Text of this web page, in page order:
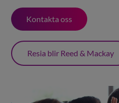
Kontakta oss
Resia blir Reed & Mackay